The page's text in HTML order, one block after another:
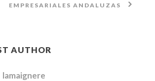
EMPRESARIALES ANDALUZAS
AUTHOR
lamaignere